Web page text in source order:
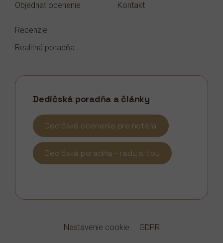
Objednať ocenenie
Kontakt
Recenzie
Realitná poradňa
Dedičská poradňa a články
Dedičské ocenenie pre notára
Dedičská poradňa - rady a tipy
Nastavenie cookie GDPR